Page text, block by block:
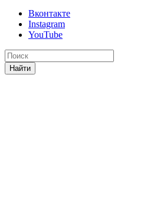
Вконтакте
Instagram
YouTube
Найти